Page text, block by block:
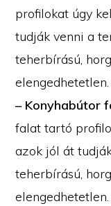
profilokat úgy
tudják venni a
teherbírású,
elengedhetetlen.
– Konyhabútor
falat tartó
azok jól át
teherbírású,